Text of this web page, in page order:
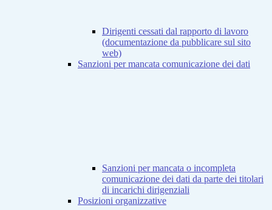
Dirigenti cessati dal rapporto di lavoro
(documentazione da pubblicare sul sito
web)
Sanzioni per mancata comunicazione dei dati
Sanzioni per mancata o incompleta
comunicazione dei dati da parte dei titolari
di incarichi dirigenziali
Posizioni organizzative